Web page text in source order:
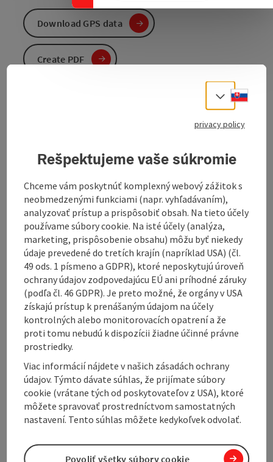
The tour was developed as part of an Interreg project
between Bavaria and Austria.
It starts at BrauLiebe Hirzin Hauzenberg, a small
brewery with a museum, restaurant and beautiful
views of the hills. Incidentally, this is where the
modern spelt beer was invented - a beer style that is
now known far beyond the region.
The first few kilometers climb in gentle waves. There
is hardly any traffic, but all the more meadows, forest
islands and a few scattered farms. Then the
Reischlhofappears with its year-round heated
outdoor pool. You will pass by here again later.
Shortly afterwards, ...
Display complete description
Download GPS data
Create PDF
Select
privacy policy
Rešpektujeme vaše súkromie
Chceme vám poskytnúť komplexný webový zážitok s
neobmedzenými funkciami (napr. vyhľadávaním),
analyzovať prístup a prispôsobiť obsah. Na tieto účely
používame súbory cookie. Na isté účely (analýza,
marketing, prispôsobenie obsahu) môžu byť niekedy
údaje prevedené do tretích krajín (napríklad USA) (čl.
49 ods. 1 písmeno a GDPR), ktoré neposkytujú úroveň
ochrany údajov zodpovedajúcu EÚ ani príhodné záruky
(podľa čl. 46 GDPR). Je preto možné, že orgány v USA
získajú prístup k prenášaným údajom na účely
kontrolných alebo monitorovacích opatrení a že
proti tomu nebudú k dispozícii žiadne účinné právne
prostriedky.
Viac informácií nájdete v našich zásadách ochrany
údajov. Týmto dávate súhlas, že prijímate súbory
cookie (vrátane tých od poskytovateľov z USA), ktoré
môžete spravovať prostredníctvom samostatných
nastavení. Tento súhlas môžete kedykoľvek odvolať.
Povoliť všetky súbory cookie